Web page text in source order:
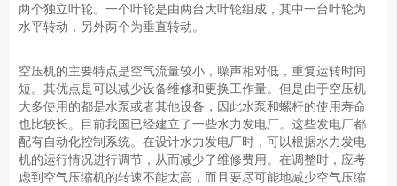
两个独立叶轮。一个叶轮是由两台大叶轮组成，其中一台叶轮为
水平转动，另外两个为垂直转动。
空压机的主要特点是空气流量较小，噪声相对低，重复运转时间
短。其优点是可以减少设备维修和更换工作量。但是由于空压机
大多使用的都是水泵或者其他设备，因此水泵和螺杆的使用寿命
也比较长。目前我国已经建立了一些水力发电厂。这些发电厂都
配有自动化控制系统。在设计水力发电厂时，可以根据水力发电
机的运行情况进行调节，从而减少了维修费用。在调整时，应考
虑到空气压缩机的转速不能太高，而且要尽可能地减少空气压缩